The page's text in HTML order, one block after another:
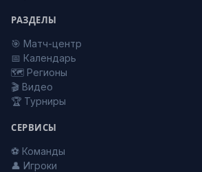
РАЗДЕЛЫ
🎯 Матч-центр
📅 Календарь
🗺️ Регионы
🎬 Видео
🏆 Турниры
СЕРВИСЫ
⚽ Команды
👤 Игроки